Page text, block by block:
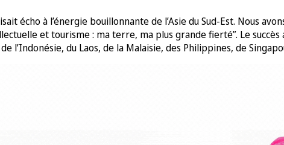
écho à l’énergie bouillonnante de l’Asie du Sud-Est. Nous
et tourisme : ma terre, ma plus grande fierté”. Le
l’Indonésie, du Laos, de la Malaisie, des Philippines, de